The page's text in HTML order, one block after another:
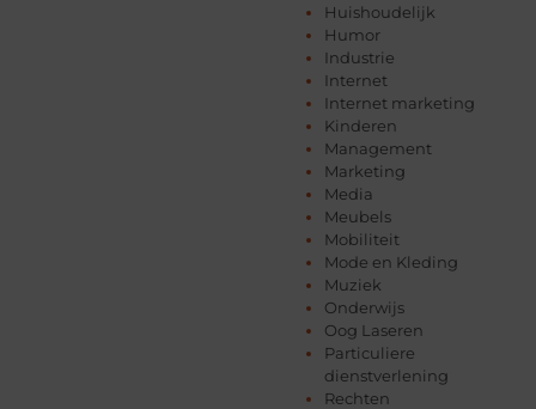
Huishoudelijk
Humor
Industrie
Internet
Internet marketing
Kinderen
Management
Marketing
Media
Meubels
Mobiliteit
Mode en Kleding
Muziek
Onderwijs
Oog Laseren
Particuliere
dienstverlening
Rechten